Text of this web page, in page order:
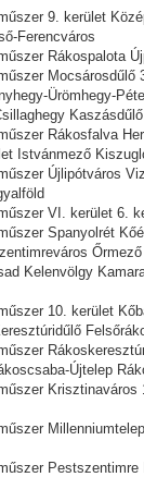
9. kerület
Ferencváros
Rákospalota
Ürömhegy-
Rákosfalva
Istvánmező
Újlipótváros
VI. kerület 6.
Spanyolrét
Kelenvölgy
10. kerület
Újtelep